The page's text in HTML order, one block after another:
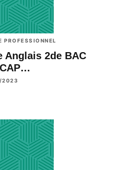
PROFESSIONNEL
Anglais 2de BAC